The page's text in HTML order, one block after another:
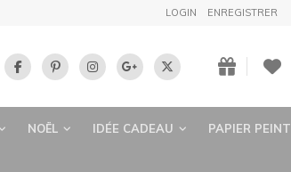
LOGIN ENREGISTRER
NOËL IDÉE CADEAU PAPIER PEINT